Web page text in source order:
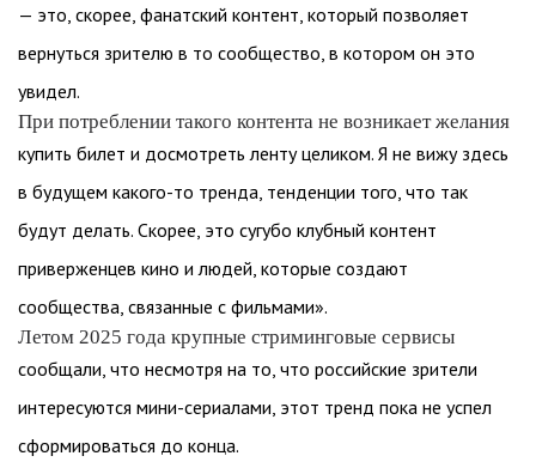
— это, скорее, фанатский контент, который позволяет
вернуться зрителю в то сообщество, в котором он это
увидел.
При потреблении такого контента не возникает желания
купить билет и досмотреть ленту целиком. Я не вижу здесь
в будущем какого-то тренда, тенденции того, что так
будут делать. Скорее, это сугубо клубный контент
приверженцев кино и людей, которые создают
сообщества, связанные с фильмами».
Летом 2025 года крупные стриминговые сервисы
сообщали, что несмотря на то, что российские зрители
интересуются мини-сериалами, этот тренд пока не успел
сформироваться до конца.